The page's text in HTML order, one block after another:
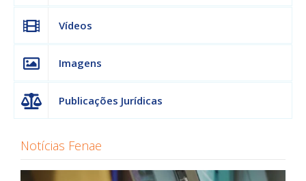
Vídeos
Imagens
Publicações Jurídicas
Notícias Fenae